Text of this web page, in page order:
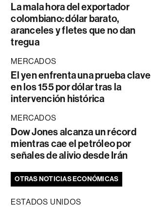
La mala hora del exportador
colombiano: dólar barato,
aranceles y fletes que no dan
tregua
MERCADOS
El yen enfrenta una prueba clave
en los 155 por dólar tras la
intervención histórica
MERCADOS
Dow Jones alcanza un récord
mientras cae el petróleo por
señales de alivio desde Irán
OTRAS NOTICIAS ECONÓMICAS
ESTADOS UNIDOS